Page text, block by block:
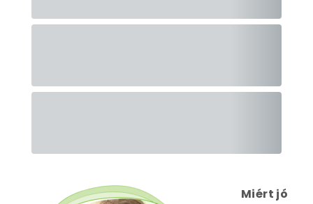
Miért jó